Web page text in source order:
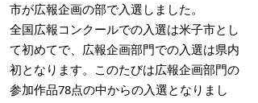
市が広報企画の部で入選しました。
全国広報コンクールでの入選は米子市とし
て初めてで、広報企画部門での入選は県内
初となります。このたびは広報企画部門の
参加作品78点の中からの入選となりまし